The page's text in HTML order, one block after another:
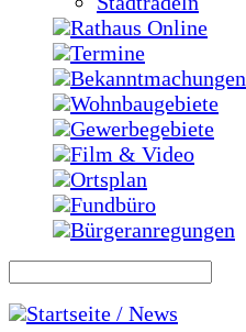
Rathaus Online
Termine
Bekanntmachungen
Wohnbaugebiete
Gewerbegebiete
Film & Video
Ortsplan
Fundbüro
Bürgeranregungen
Startseite / News